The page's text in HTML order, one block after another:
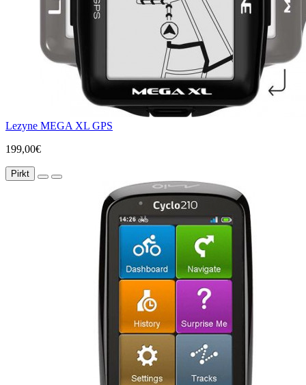
Lezyne MEGA XL GPS
199,00€
Pirkt